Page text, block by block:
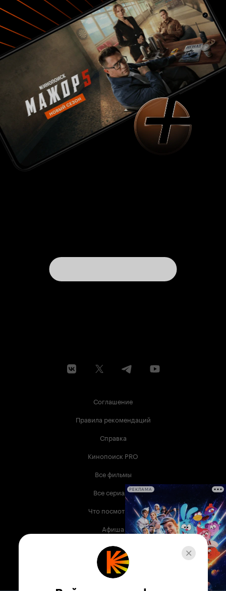
Соглашение
Правила рекомендаций
Справка
Кинопоиск PRO
Все фильмы
Все сериалы
Что посмотреть
Афиша
Музыка
Телепрограмма
РЕКЛАМА